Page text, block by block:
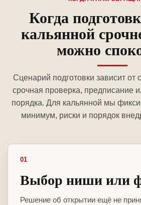
Когда
кальянной
можно
Сценарий подготовки зависит от
срочная проверка, предписание
порядка. Для кальянной мы
минимум, риски и порядок
01
Выбор ниши или
Решение об открытии ещё не